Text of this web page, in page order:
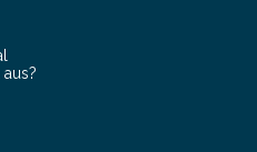
Event zum